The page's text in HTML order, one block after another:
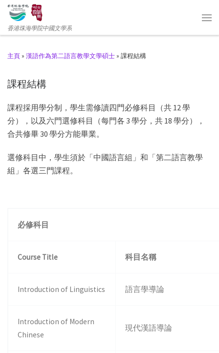
香港珠海學院中國文學系
主頁 » 漢語作為第二語言教學文學碩士 » 課程結構
課程結構
課程採用學分制，學生需修讀四門必修科目（共 12 學
分），以及六門選修科目（每門各 3 學分，共 18 學分），
合共修畢 30 學分方能畢業。
選修科目中，學生須於「中國語言組」和「第二語言教學
組」各選三門課程。
必修科目
Course Title 科目名稱
Introduction of Linguistics 語言學導論
Introduction of Modern
Chinese
現代漢語導論